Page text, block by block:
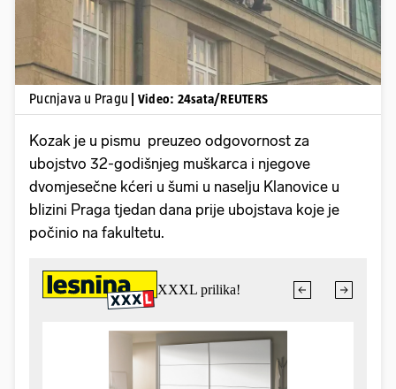
Pucnjava u Pragu | Video: 24sata/REUTERS
Kozak je u pismu preuzeo odgovornost za
ubojstvo 32-godišnjeg muškarca i njegove
dvomjesečne kćeri u šumi u naselju Klanovice u
blizini Praga tjedan dana prije ubojstava koje je
počinio na fakultetu.